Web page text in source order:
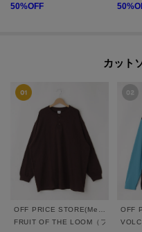
50%OFF
50
カット
FRUIT OF THE LOOM（フルーツ